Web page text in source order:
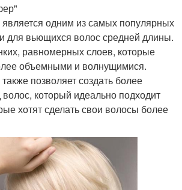
одним из самых популярных
для вьющихся волос средней длины.
равномерных слоев, которые
объемными и волнущимися.
позволяет создать более
который идеально подходит
хотят сделать свои волосы более